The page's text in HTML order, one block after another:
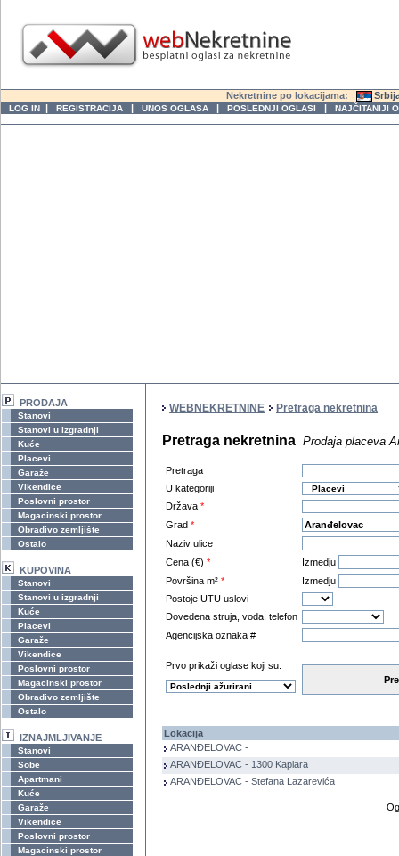
Nekretnine po lokacijama:
LOG IN | REGISTRACIJA | UNOS OGLASA | POSLEDNJI OGLASI | NAJČITANIJI
PRODAJA
Stanovi
Stanovi u izgradnji
Kuće
Placevi
Garaže
Vikendice
Poslovni prostor
Magacinski prostor
Obradivo zemljište
Ostalo
KUPOVINA
Stanovi
Stanovi u izgradnji
Kuće
Placevi
Garaže
Vikendice
Poslovni prostor
Magacinski prostor
Obradivo zemljište
Ostalo
IZNAJMLJIVANJE
Stanovi
Sobe
Apartmani
Kuće
Garaže
Vikendice
Poslovni prostor
Magacinski prostor
WEBNEKRETNINE Pretraga nekretnina
Pretraga nekretnina Prodaja placeva
Pretraga
U kategoriji
Država *
Grad *
Naziv ulice
Cena (€) *
Izmedju
Površina m² *
Izmedju
Postoje UTU uslovi
Dovedena struja, voda, telefon
Agencijska oznaka #
Prvo prikaži oglase koji su:
Lokacija
ARANĐELOVAC -
ARANĐELOVAC - 1300 Kaplara
ARANĐELOVAC - Stefana Lazarevića